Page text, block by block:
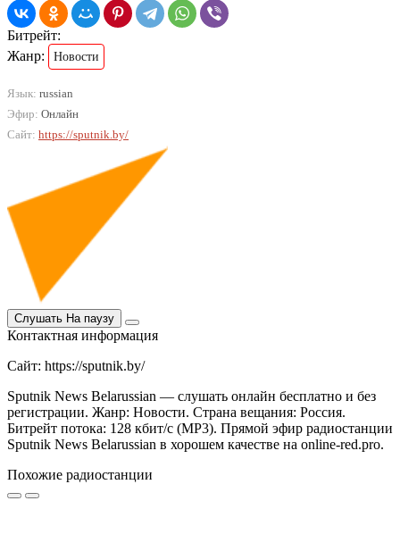
Битрейт:
Жанр:
Новости
Язык: russian
Эфир: Онлайн
Сайт: https://sputnik.by/
Слушать На паузу
Контактная информация
Сайт: https://sputnik.by/
Sputnik News Belarussian — слушать онлайн бесплатно и без
регистрации. Жанр: Новости. Страна вещания: Россия.
Битрейт потока: 128 кбит/с (MP3). Прямой эфир радиостанции
Sputnik News Belarussian в хорошем качестве на online-red.pro.
Похожие радиостанции